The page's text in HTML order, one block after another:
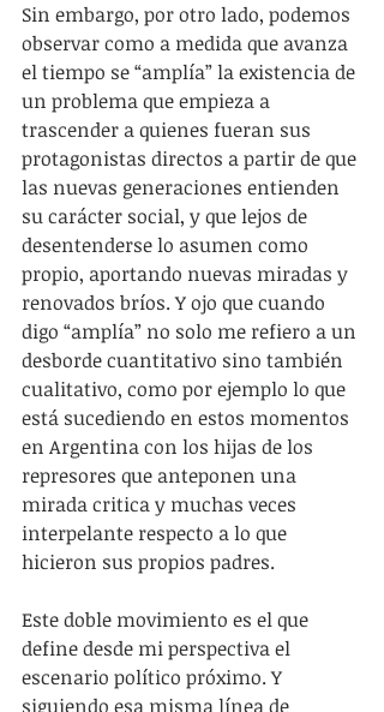
Sin embargo, por otro lado, podemos
observar como a medida que avanza
el tiempo se “amplía” la existencia de
un problema que empieza a
trascender a quienes fueran sus
protagonistas directos a partir de que
las nuevas generaciones entienden
su carácter social, y que lejos de
desentenderse lo asumen como
propio, aportando nuevas miradas y
renovados bríos. Y ojo que cuando
digo “amplía” no solo me refiero a un
desborde cuantitativo sino también
cualitativo, como por ejemplo lo que
está sucediendo en estos momentos
en Argentina con los hijas de los
represores que anteponen una
mirada critica y muchas veces
interpelante respecto a lo que
hicieron sus propios padres.
Este doble movimiento es el que
define desde mi perspectiva el
escenario político próximo. Y
siguiendo esa misma línea de